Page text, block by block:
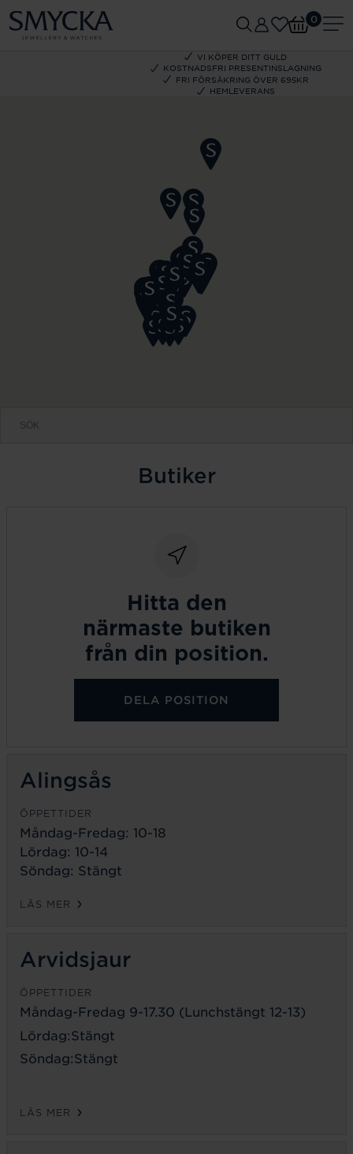
VI KÖPER DITT GULD
KOSTNADSFRI PRESENTINSLAGNING
FRI FÖRSÄKRING ÖVER 695KR
HEMLEVERANS
0
Butiker
Hitta den
närmaste butiken
från din position.
DELA POSITION
Alingsås
ÖPPETTIDER
Måndag-Fredag: 10-18
Lördag: 10-14
Söndag: Stängt
LÄS MER
Arvidsjaur
ÖPPETTIDER
Måndag-Fredag 9-17.30 (Lunchstängt 12-13)
Lördag:Stängt
Söndag:Stängt
LÄS MER